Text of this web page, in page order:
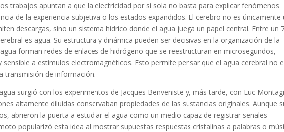
trabajos apuntan a que la electricidad por sí sola no basta para explicar fenómenos
de la experiencia subjetiva o los estados expandidos. El cerebro no es únicamente
descargas, sino un sistema hídrico donde el agua juega un papel central. Entre un
es agua. Su estructura y dinámica pueden ser decisivas en la organización de la
forman redes de enlaces de hidrógeno que se reestructuran en microsegundos,
sensible a estímulos electromagnéticos. Esto permite pensar que el agua cerebral no
transmisión de información.
surgió con los experimentos de Jacques Benveniste y, más tarde, con Luc
altamente diluidas conservaban propiedades de las sustancias originales. Aunque
abrieron la puerta a estudiar el agua como un medio capaz de registrar señales
popularizó esta idea al mostrar supuestas respuestas cristalinas a palabras o